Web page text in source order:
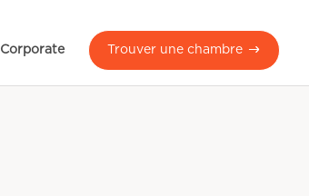
Corporate Trouver une chambre